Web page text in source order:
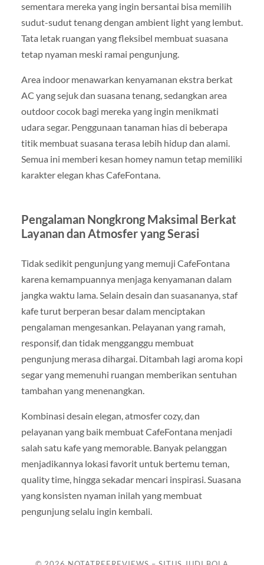
sementara mereka yang ingin bersantai bisa memilih
sudut-sudut tenang dengan ambient light yang lembut.
Tata letak ruangan yang fleksibel membuat suasana
tetap nyaman meski ramai pengunjung.
Area indoor menawarkan kenyamanan ekstra berkat
AC yang sejuk dan suasana tenang, sedangkan area
outdoor cocok bagi mereka yang ingin menikmati
udara segar. Penggunaan tanaman hias di beberapa
titik membuat suasana terasa lebih hidup dan alami.
Semua ini memberi kesan homey namun tetap memiliki
karakter elegan khas CafeFontana.
Pengalaman Nongkrong Maksimal Berkat
Layanan dan Atmosfer yang Serasi
Tidak sedikit pengunjung yang memuji CafeFontana
karena kemampuannya menjaga kenyamanan dalam
jangka waktu lama. Selain desain dan suasananya, staf
kafe turut berperan besar dalam menciptakan
pengalaman mengesankan. Pelayanan yang ramah,
responsif, dan tidak mengganggu membuat
pengunjung merasa dihargai. Ditambah lagi aroma kopi
segar yang memenuhi ruangan memberikan sentuhan
tambahan yang menenangkan.
Kombinasi desain elegan, atmosfer cozy, dan
pelayanan yang baik membuat CafeFontana menjadi
salah satu kafe yang memorable. Banyak pelanggan
menjadikannya lokasi favorit untuk bertemu teman,
quality time, hingga sekadar mencari inspirasi. Suasana
yang konsisten nyaman inilah yang membuat
pengunjung selalu ingin kembali.